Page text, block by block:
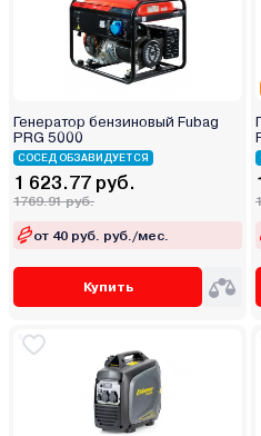
Генератор бензиновый Fubag
PRG 5000
СОСЕД ОБЗАВИДУЕТСЯ
1 623.77 руб.
1769.91 руб.
от 40 руб. руб./мес.
Купить